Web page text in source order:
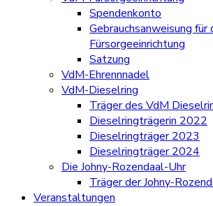
Spendenkonto
Gebrauchsanweisung für
Fürsorgeeinrichtung
Satzung
VdM-Ehrennnadel
VdM-Dieselring
Träger des VdM
Dieselringträgerin 2022
Dieselringträger 2023
Dieselringträger 2024
Die Johny-Rozendaal-Uhr
Träger der Johny-
Veranstaltungen